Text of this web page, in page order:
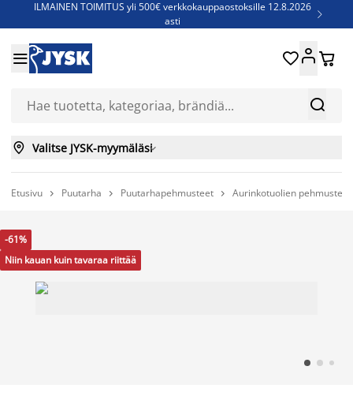
ILMAINEN TOIMITUS yli 500€ verkkokauppaostoksille 12.8.2026
asti

Jenkkisänkyjä - Säästä jopa 60%


 
 Valitse JYSK-myymäläsi
Etusivu  Puutarha  Puutarhapehmusteet  Aurinkotuolien pehmusteet
-61%
Niin kauan kuin tavaraa riittää